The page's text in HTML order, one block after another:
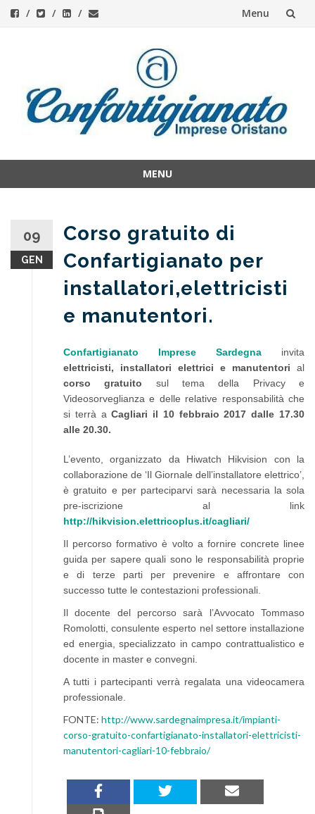
Menu
content
MENU
09
GEN
Corso gratuito di
Confartigianato per
installatori,elettricisti
e manutentori.
Confartigianato Imprese Sardegna invita
elettricisti, installatori elettrici e manutentori al
corso gratuito sul tema della Privacy e
Videosorveglianza e delle relative responsabilità che
si terrà aCagliari il 10 febbraio 2017 dalle 17.30
alle 20.30.
L’evento, organizzato da Hiwatch Hikvision con la
collaborazione de ‘Il Giornale dell’installatore elettrico’,
è gratuito e per parteciparvi sarà necessaria la sola
pre-iscrizione al link
http://hikvision.elettricoplus.it/cagliari/
Il percorso formativo è volto a fornire concrete linee
guida per sapere quali sono le responsabilità proprie
e di terze parti per prevenire e affrontare con
successo tutte le contestazioni professionali.
Il docente del percorso sarà l’Avvocato Tommaso
Romolotti, consulente esperto nel settore installazione
ed energia, specializzato in campo contrattualistico e
docente in master e convegni.
A tutti i partecipanti verrà regalata una videocamera
professionale.
FONTE: http://www.sardegnaimpresa.it/impianti-
corso-gratuito-confartigianato-installatori-elettricisti-
manutentori-cagliari-10-febbraio/